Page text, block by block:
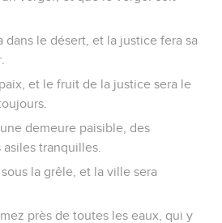
le désert, et la justice fera sa
et le fruit de la justice sera le
demeure paisible, des
tranquilles.
la grêle, et la ville sera
près de toutes les eaux, qui y